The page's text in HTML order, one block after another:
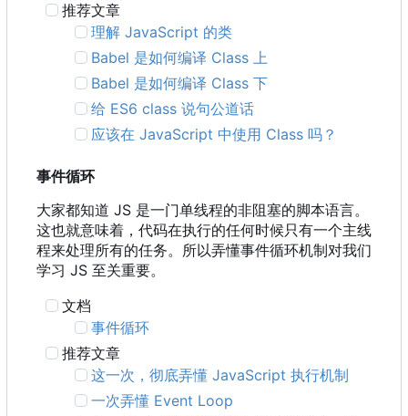
推荐文章
理解 JavaScript 的类
Babel 是如何编译 Class 上
Babel 是如何编译 Class 下
给 ES6 class 说句公道话
应该在 JavaScript 中使用 Class 吗？
事件循环
大家都知道 JS 是一门单线程的非阻塞的脚本语言。
这也就意味着，代码在执行的任何时候只有一个主线
程来处理所有的任务。所以弄懂事件循环机制对我们
学习 JS 至关重要。
文档
事件循环
推荐文章
这一次，彻底弄懂 JavaScript 执行机制
一次弄懂 Event Loop